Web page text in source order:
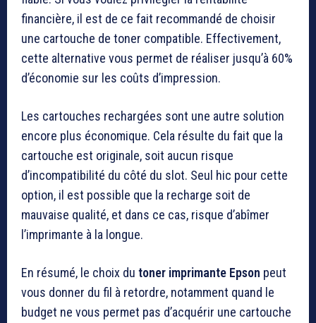
financière, il est de ce fait recommandé de choisir
une cartouche de toner compatible. Effectivement,
cette alternative vous permet de réaliser jusqu’à 60%
d’économie sur les coûts d’impression.
Les cartouches rechargées sont une autre solution
encore plus économique. Cela résulte du fait que la
cartouche est originale, soit aucun risque
d’incompatibilité du côté du slot. Seul hic pour cette
option, il est possible que la recharge soit de
mauvaise qualité, et dans ce cas, risque d’abîmer
l’imprimante à la longue.
En résumé, le choix du toner imprimante Epson peut
vous donner du fil à retordre, notamment quand le
budget ne vous permet pas d’acquérir une cartouche